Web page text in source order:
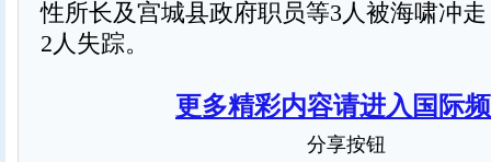
性所长及宫城县政府职员等3人被海啸冲
2人失踪。
更多精彩内容请进入国际
分享按钮